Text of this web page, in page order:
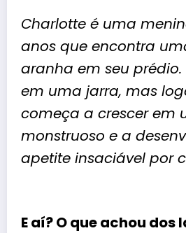
Charlotte é uma
anos que encontra
aranha em seu
em uma jarra, mas
começa a crescer em
monstruoso e a
apetite insaciável por
E aí? O que achou